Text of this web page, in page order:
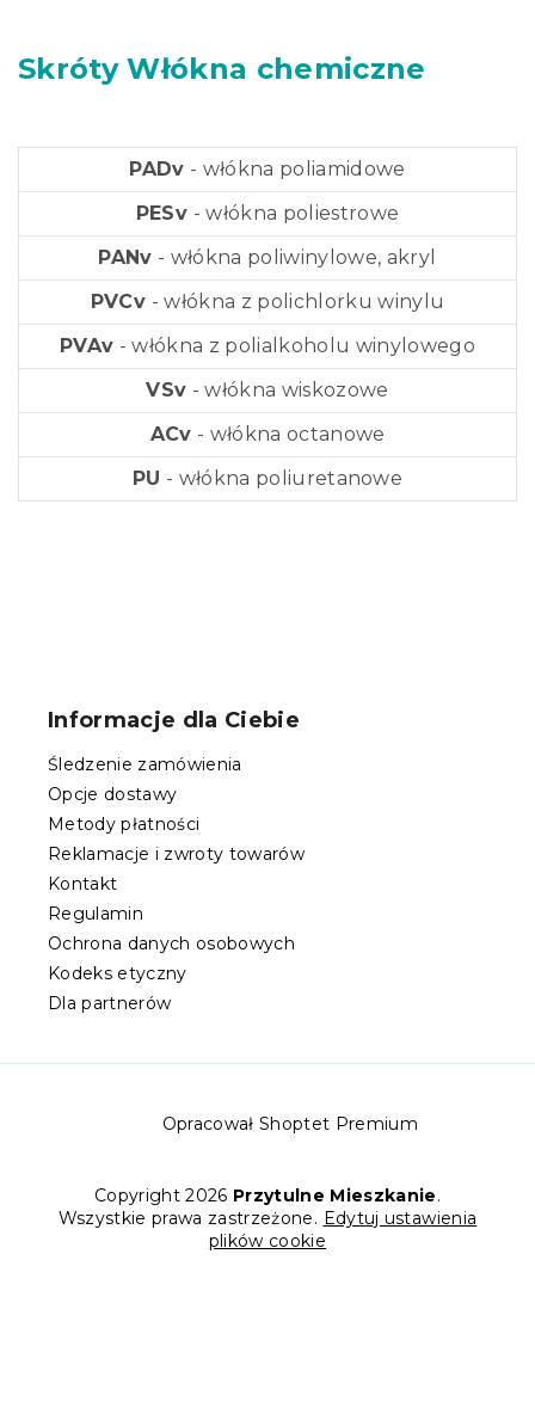
Skróty Włókna chemiczne
PADv - włókna poliamidowe
PESv - włókna poliestrowe
PANv - włókna poliwinylowe, akryl
PVCv - włókna z polichlorku winylu
PVAv - włókna z polialkoholu winylowego
VSv - włókna wiskozowe
ACv - włókna octanowe
PU - włókna poliuretanowe
Informacje dla Ciebie
Śledzenie zamówienia
Opcje dostawy
Metody płatności
Reklamacje i zwroty towarów
Kontakt
Regulamin
Ochrona danych osobowych
Kodeks etyczny
Dla partnerów
Opracował Shoptet Premium
Copyright 2026 Przytulne Mieszkanie.
Wszystkie prawa zastrzeżone. Edytuj ustawienia
plików cookie